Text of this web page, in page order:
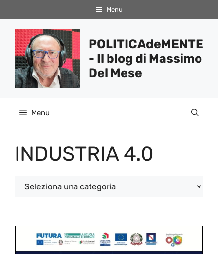
al
contenuto
Menu
POLITICAdeMENTE
- Il blog di Massimo
Del Mese
Menu
INDUSTRIA 4.0
Categorie